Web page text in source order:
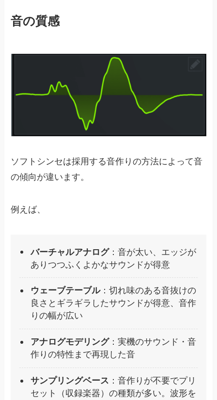
音の質感
ソフトシンセは採用する音作りの方法によって音
の傾向が違います。
例えば、
バーチャルアナログ：音が太い、エッジが
ありつつふくよかなサウンドが得意
ウェーブテーブル：切れ味のある音抜けの
良さとギラギラしたサウンドが得意、音作
りの幅が広い
アナログモデリング：実機のサウンド・音
作りの特性まで再現した音
サンプリングベース ：音作りが不要でプリ
セット（収録楽器）の種類が多い。波形を